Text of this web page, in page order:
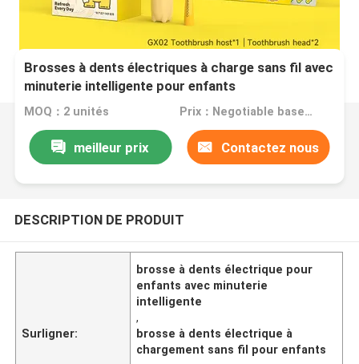
Brosses à dents électriques à charge sans fil avec
minuterie intelligente pour enfants
MOQ：2 unités Prix：Negotiable based on order lot quantity
meilleur prix Contactez nous
DESCRIPTION DE PRODUIT
Surligner:
brosse à dents électrique pour
enfants avec minuterie
intelligente
,
brosse à dents électrique à
chargement sans fil pour enfants